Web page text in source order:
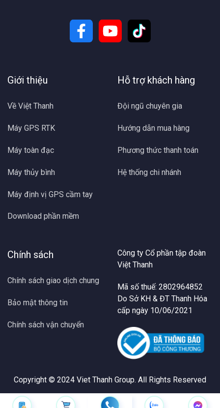
Giới thiệu
Về Việt Thanh
Máy GPS RTK
Máy toàn đạc
Máy thủy bình
Máy định vị GPS cầm tay
Download phần mềm
Hỗ trợ khách hàng
Đội ngũ chuyên gia
Hướng dẫn mua hàng
Phương thức thanh toán
Hệ thống chi nhánh
Chính sách
Chính sách giao dịch chung
Bảo mật thông tin
Chính sách vận chuyển
Công ty Cổ phần tập đoàn
Việt Thanh
Mã số thuế: 2802964852
Do Sở KH & ĐT Thanh Hóa
cấp ngày 10/06/2021
Copyright © 2024 Viet Thanh Group. All Rights Reserved